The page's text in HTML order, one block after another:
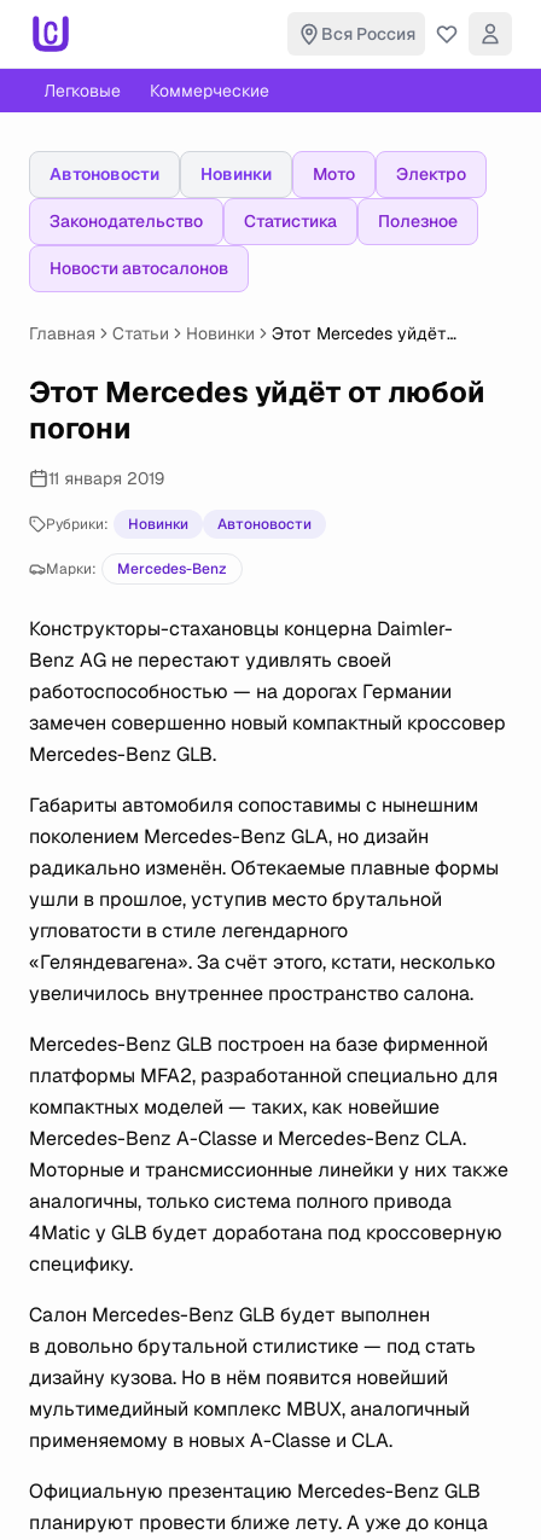
Вся Россия
Легковые Коммерческие
Автоновости Новинки Мото Электро
Законодательство Статистика Полезное
Новости автосалонов
Главная Статьи Новинки
Этот Mercedes уйдёт
Этот Mercedes уйдёт от любой
погони
11 января 2019
Рубрики: Новинки Автоновости
Марки: Mercedes-Benz
Конструкторы-стахановцы концерна Daimler-
Benz AG не перестают удивлять своей
работоспособностью — на дорогах Германии
замечен совершенно новый компактный кроссовер
Mercedes-Benz GLB.
Габариты автомобиля сопоставимы с нынешним
поколением Mercedes-Benz GLA, но дизайн
радикально изменён. Обтекаемые плавные формы
ушли в прошлое, уступив место брутальной
угловатости в стиле легендарного
«Геляндевагена». За счёт этого, кстати, несколько
увеличилось внутреннее пространство салона.
Mercedes-Benz GLB построен на базе фирменной
платформы MFA2, разработанной специально для
компактных моделей — таких, как новейшие
Mercedes-Benz A-Classe и Mercedes-Benz CLA.
Моторные и трансмиссионные линейки у них также
аналогичны, только система полного привода
4Matic у GLB будет доработана под кроссоверную
специфику.
Салон Mercedes-Benz GLB будет выполнен
в довольно брутальной стилистике — под стать
дизайну кузова. Но в нём появится новейший
мультимедийный комплекс MBUX, аналогичный
применяемому в новых A-Classe и CLA.
Официальную презентацию Mercedes-Benz GLB
планируют провести ближе лету. А уже до конца